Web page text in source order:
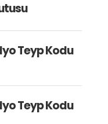
Teyp Kodu
Teyp Kodu